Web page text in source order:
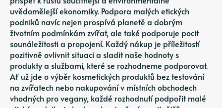
uvědomělejší ekonomiky. Podpora malých etických
podniků navíc nejen prospívá planetě a dobrým
životním podmínkám zvířat, ale také podporuje pocit
sounáležitosti a propojení. Každý nákup je příležitostí
pozitivně ovlivnit situaci a sladit naše hodnoty s
produkty a službami, které se rozhodneme podporovat.
Ať už jde o výběr kosmetických produktů bez testování
na zvířatech nebo nakupování v místních obchodech
vhodných pro vegany, každé rozhodnutí podpořit malé